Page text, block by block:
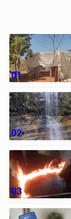
01
02
03